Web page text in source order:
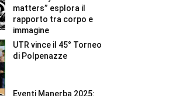
matters” esplora il
rapporto tra corpo e
immagine
UTR vince il 45° Torneo
di Polpenazze
Eventi Manerba 2025: